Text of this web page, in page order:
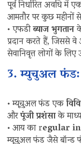
पूर्व निर्धारित अवधि में
आमतौर पर कुछ महीनों
• एफडीब्याज भुगतान
प्रदान करते हैं, जिससे
सेवानिवृत्त लोगों के
3. म्युचुअल फंड:
• म्यूचुअल फंड एक
औरपूंजी प्रशंसाके
• आय का regular